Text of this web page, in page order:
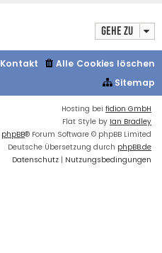
Gehe zu
Alle Cookies löschen
Kontakt
Sitemap
Hosting bei fidion GmbH
Flat Style by Ian Bradley
phpBB® Forum Software © phpBB Limited
Deutsche Übersetzung durch phpBB.de
Datenschutz | Nutzungsbedingungen